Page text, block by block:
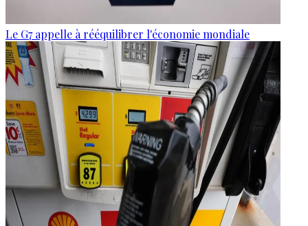
Le G7 appelle à rééquilibrer l'économie mondiale